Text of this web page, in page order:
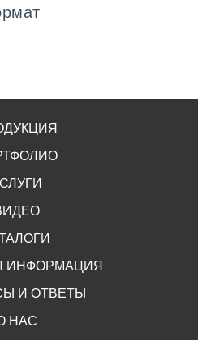
ИНФОРМАЦИЯ
И ОТВЕТЫ
НАС